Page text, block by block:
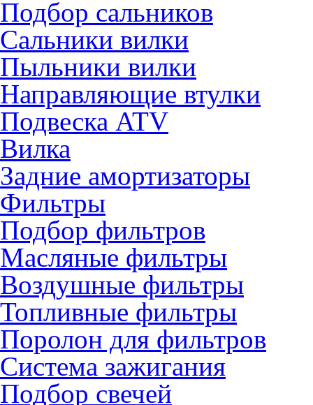
Подбор сальников
Сальники вилки
Пыльники вилки
Направляющие втулки
Подвеска ATV
Вилка
Задние амортизаторы
Фильтры
Подбор фильтров
Масляные фильтры
Воздушные фильтры
Топливные фильтры
Поролон для фильтров
Система зажигания
Подбор свечей